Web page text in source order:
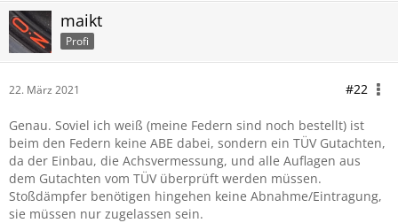
maikt
Profi
22. März 2021 #22
Genau. Soviel ich weiß (meine Federn sind noch bestellt) ist
beim den Federn keine ABE dabei, sondern ein TÜV Gutachten,
da der Einbau, die Achsvermessung, und alle Auflagen aus
dem Gutachten vom TÜV überprüft werden müssen.
Stoßdämpfer benötigen hingehen keine Abnahme/Eintragung,
sie müssen nur zugelassen sein.